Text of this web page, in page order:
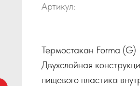
Артикул:
Термостакан Forma (G)
Двухслойная
пищевого пластика